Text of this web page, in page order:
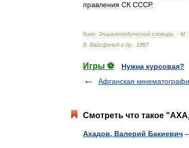
правления СК СССР.
Кино: Энциклопедический словарь . - М :
В Вайсфельд и др 1987.
Игры ⚽
Нужна курсовая?
Афганская
Смотреть что такое
Ахадов, Валерий Бакиевич